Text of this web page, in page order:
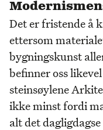
Det er fristende å
ettersom
bygningskunst
befinner oss
steinsøylene
ikke minst fordi
alt det